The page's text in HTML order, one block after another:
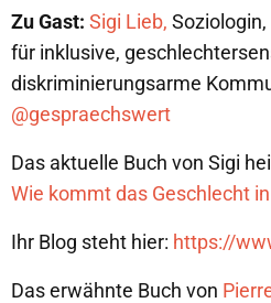
Zu Gast: Sigi Lieb,
für inklusive,
diskriminierungsarme
@gespraechswert
Das aktuelle Buch von Sigi
Wie kommt das Geschlecht
Ihr Blog steht hier: https://
Das erwähnte Buch von